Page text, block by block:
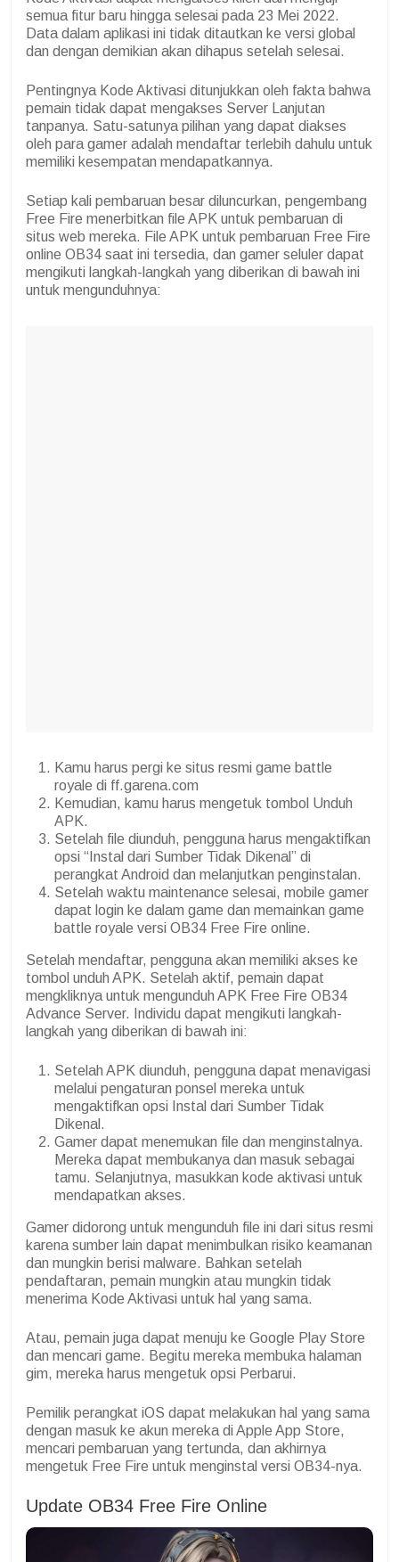
semua fitur baru hingga selesai pada 23 Mei 2022.
Data dalam aplikasi ini tidak ditautkan ke versi global
dan dengan demikian akan dihapus setelah selesai.
Pentingnya Kode Aktivasi ditunjukkan oleh fakta bahwa
pemain tidak dapat mengakses Server Lanjutan
tanpanya. Satu-satunya pilihan yang dapat diakses
oleh para gamer adalah mendaftar terlebih dahulu untuk
memiliki kesempatan mendapatkannya.
Setiap kali pembaruan besar diluncurkan, pengembang
Free Fire menerbitkan file APK untuk pembaruan di
situs web mereka. File APK untuk pembaruan Free Fire
online OB34 saat ini tersedia, dan gamer seluler dapat
mengikuti langkah-langkah yang diberikan di bawah ini
untuk mengunduhnya:
Kamu harus pergi ke situs resmi game battle
royale di ff.garena.com
Kemudian, kamu harus mengetuk tombol Unduh
APK.
Setelah file diunduh, pengguna harus mengaktifkan
opsi “Instal dari Sumber Tidak Dikenal” di
perangkat Android dan melanjutkan penginstalan.
Setelah waktu maintenance selesai, mobile gamer
dapat login ke dalam game dan memainkan game
battle royale versi OB34 Free Fire online.
Setelah mendaftar, pengguna akan memiliki akses ke
tombol unduh APK. Setelah aktif, pemain dapat
mengkliknya untuk mengunduh APK Free Fire OB34
Advance Server. Individu dapat mengikuti langkah-
langkah yang diberikan di bawah ini:
Setelah APK diunduh, pengguna dapat menavigasi
melalui pengaturan ponsel mereka untuk
mengaktifkan opsi Instal dari Sumber Tidak
Dikenal.
Gamer dapat menemukan file dan menginstalnya.
Mereka dapat membukanya dan masuk sebagai
tamu. Selanjutnya, masukkan kode aktivasi untuk
mendapatkan akses.
Gamer didorong untuk mengunduh file ini dari situs resmi
karena sumber lain dapat menimbulkan risiko keamanan
dan mungkin berisi malware. Bahkan setelah
pendaftaran, pemain mungkin atau mungkin tidak
menerima Kode Aktivasi untuk hal yang sama.
Atau, pemain juga dapat menuju ke Google Play Store
dan mencari game. Begitu mereka membuka halaman
gim, mereka harus mengetuk opsi Perbarui.
Pemilik perangkat iOS dapat melakukan hal yang sama
dengan masuk ke akun mereka di Apple App Store,
mencari pembaruan yang tertunda, dan akhirnya
mengetuk Free Fire untuk menginstal versi OB34-nya.
Update OB34 Free Fire Online